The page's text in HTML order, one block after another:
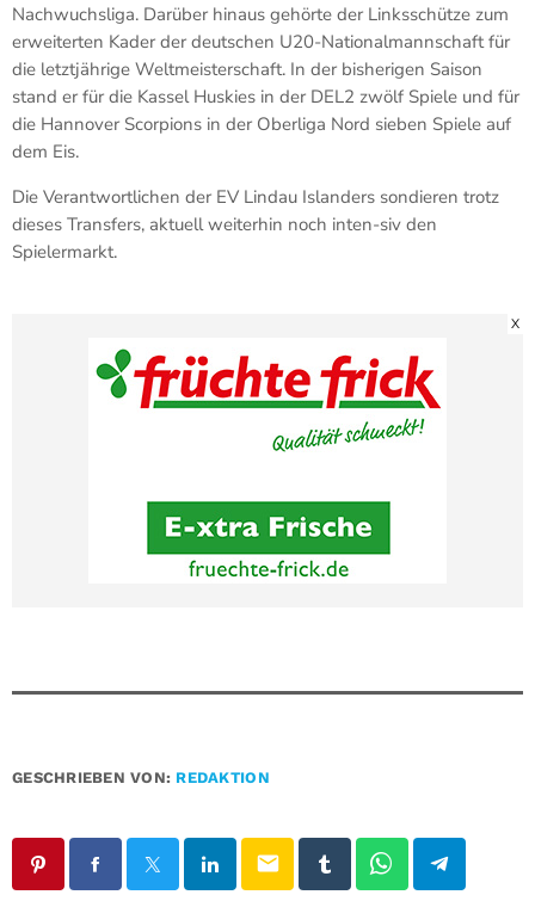
Nachwuchsliga. Darüber hinaus gehörte der Linksschütze zum
erweiterten Kader der deutschen U20-Nationalmannschaft für
die letztjährige Weltmeisterschaft. In der bisherigen Saison
stand er für die Kassel Huskies in der DEL2 zwölf Spiele und für
die Hannover Scorpions in der Oberliga Nord sieben Spiele auf
dem Eis.
Die Verantwortlichen der EV Lindau Islanders sondieren trotz
dieses Transfers, aktuell weiterhin noch inten-siv den
Spielermarkt.
X
GESCHRIEBEN VON: REDAKTION
email